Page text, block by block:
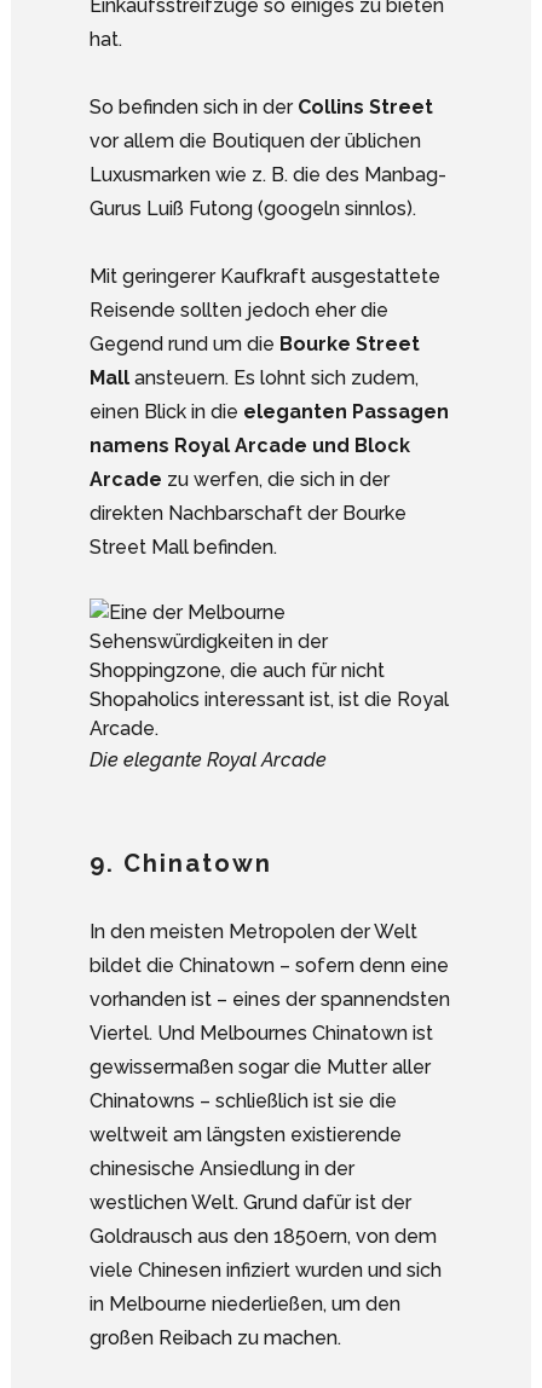
Einkaufsstreifzüge so einiges zu bieten
hat.
So befinden sich in der Collins Street
vor allem die Boutiquen der üblichen
Luxusmarken wie z. B. die des Manbag-
Gurus Luiß Futong (googeln sinnlos).
Mit geringerer Kaufkraft ausgestattete
Reisende sollten jedoch eher die
Gegend rund um die Bourke Street
Mall ansteuern. Es lohnt sich zudem,
einen Blick in die eleganten Passagen
namens Royal Arcade und Block
Arcade zu werfen, die sich in der
direkten Nachbarschaft der Bourke
Street Mall befinden.
Die elegante Royal Arcade
9. Chinatown
In den meisten Metropolen der Welt
bildet die Chinatown – sofern denn eine
vorhanden ist – eines der spannendsten
Viertel. Und Melbournes Chinatown ist
gewissermaßen sogar die Mutter aller
Chinatowns – schließlich ist sie die
weltweit am längsten existierende
chinesische Ansiedlung in der
westlichen Welt. Grund dafür ist der
Goldrausch aus den 1850ern, von dem
viele Chinesen infiziert wurden und sich
in Melbourne niederließen, um den
großen Reibach zu machen.